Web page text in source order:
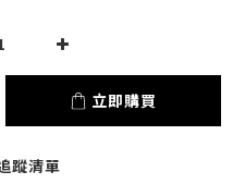
立即購買
蹤清單